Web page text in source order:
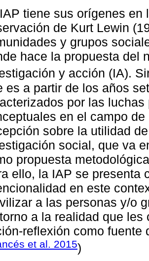
tiene sus orígenes
de Kurt Lewin
y grupos
hace la propuesta del
y acción (IA).
es a partir de los años
por las
en el campo
sobre la utilidad
social, que va
propuesta
ello, la IAP se presenta
en este
a las personas y/o
a la realidad que
reflexión como fuente
et al. 2015)